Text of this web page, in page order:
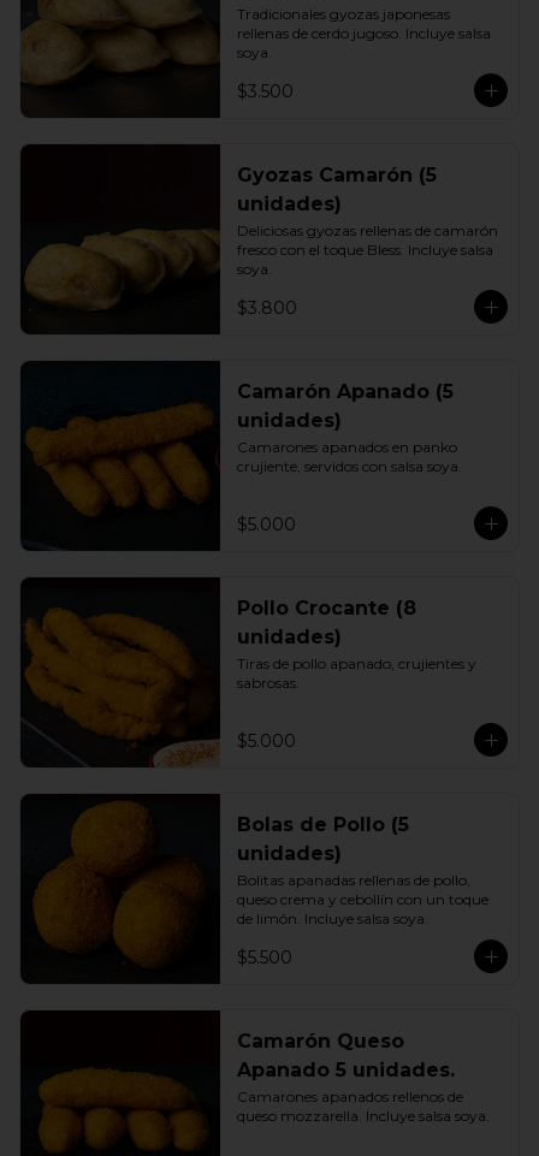
Tradicionales gyozas japonesas
rellenas de cerdo jugoso. Incluye salsa
soya.
$3.500
Gyozas Camarón (5
unidades)
Deliciosas gyozas rellenas de camarón
fresco con el toque Bless. Incluye salsa
soya.
$3.800
Camarón Apanado (5
unidades)
Camarones apanados en panko
crujiente, servidos con salsa soya.
$5.000
Pollo Crocante (8
unidades)
Tiras de pollo apanado, crujientes y
sabrosas.
$5.000
Bolas de Pollo (5
unidades)
Bolitas apanadas rellenas de pollo,
queso crema y cebollín con un toque
de limón. Incluye salsa soya.
$5.500
Camarón Queso
Apanado 5 unidades.
Camarones apanados rellenos de
queso mozzarella. Incluye salsa soya.